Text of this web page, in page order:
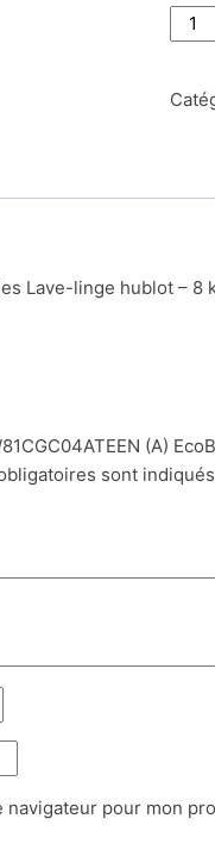
de
Lave-linge hublot – 8
(A)
sont
pour mon